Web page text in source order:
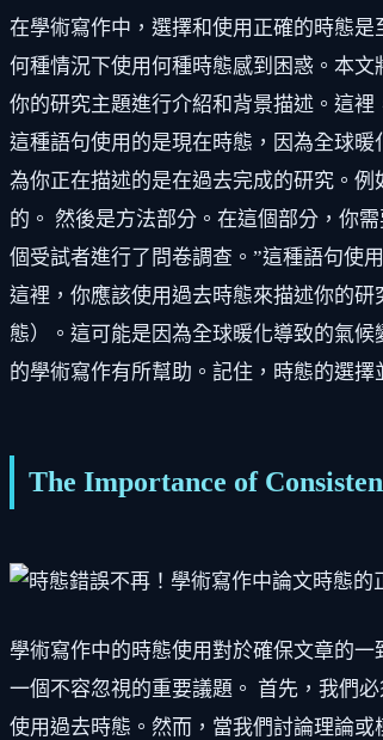
在學術寫作中，選擇和使用正確的時態
何種情況下使用何種時態感到困惑。本
你的研究主題進行介紹和背景描述。這
這種語句使用的是現在時態，因為全球
為你正在描述的是在過去完成的研究。
的。 然後是方法部分。在這個部分，你
個受試者進行了問卷調查。”這種語句使
這裡，你應該使用過去時態來描述你的
態）。這可能是因為全球暖化導致的氣
的學術寫作有所幫助。記住，時態的選
The Importance of
學術寫作中的時態使用對於確保文章的
一個不容忽視的重要議題。 首先，我們
使用過去時態。然而，當我們討論理論